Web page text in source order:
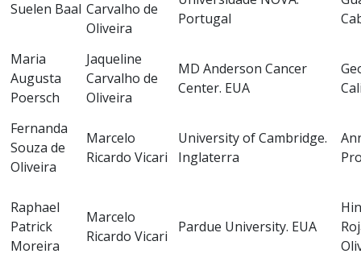
Suelen Baal Carvalho de
Oliveira
Portugal
Maria
Augusta
Poersch
Jaqueline
Carvalho de
Oliveira
MD Anderson Cancer
Center. EUA
Fernanda
Souza de
Oliveira
Marcelo
Ricardo Vicari
University of Cambridge.
Inglaterra
Raphael
Patrick
Moreira
Marcelo
Ricardo Vicari
Pardue University. EUA